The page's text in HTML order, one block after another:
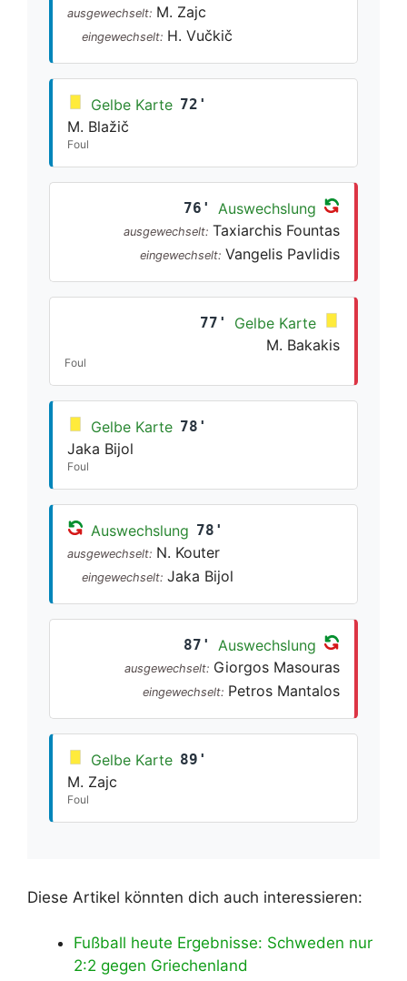
ausgewechselt: M. Zajc
eingewechselt: H. Vučkič
Gelbe Karte 72'
M. Blažič
Foul
76' Auswechslung
ausgewechselt: Taxiarchis Fountas
eingewechselt: Vangelis Pavlidis
77'
Gelbe Karte
M. Bakakis
Foul
Gelbe Karte 78'
Jaka Bijol
Foul
Auswechslung 78'
ausgewechselt: N. Kouter
eingewechselt: Jaka Bijol
87' Auswechslung
ausgewechselt: Giorgos Masouras
eingewechselt: Petros Mantalos
Gelbe Karte 89'
M. Zajc
Foul
Diese Artikel könnten dich auch interessieren:
Fußball heute Ergebnisse: Schweden nur
2:2 gegen Griechenland